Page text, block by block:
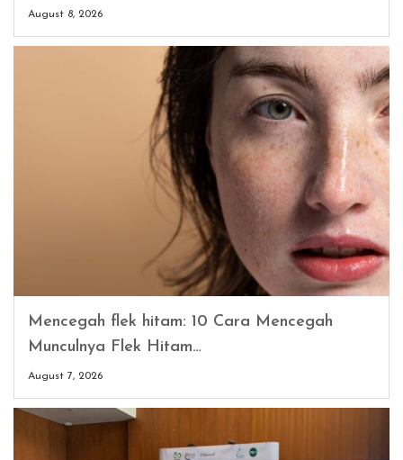
August 8, 2026
Mencegah flek hitam: 10 Cara Mencegah
Munculnya Flek Hitam…
August 7, 2026